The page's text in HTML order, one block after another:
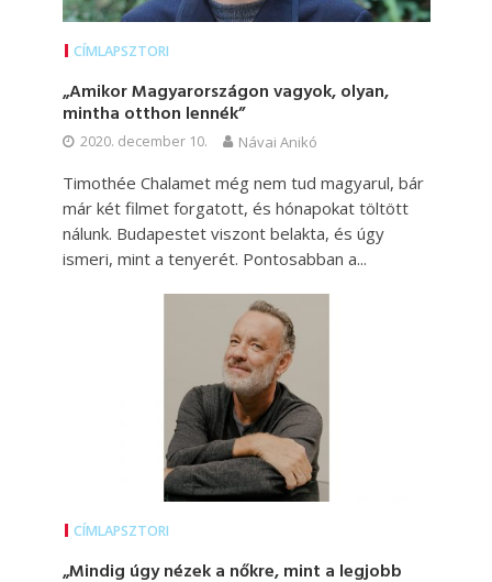
CÍMLAPSZTORI
„Amikor Magyarországon vagyok, olyan,
mintha otthon lennék”
2020. december 10. Návai Anikó
Timothée Chalamet még nem tud magyarul, bár
már két filmet forgatott, és hónapokat töltött
nálunk. Budapestet viszont belakta, és úgy
ismeri, mint a tenyerét. Pontosabban a...
CÍMLAPSZTORI
„Mindig úgy nézek a nőkre, mint a legjobb